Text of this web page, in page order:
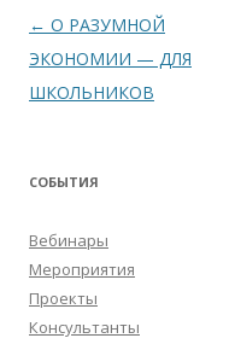
Навигация
по
записям
← О РАЗУМНОЙ
ЭКОНОМИИ — ДЛЯ
ШКОЛЬНИКОВ
СОБЫТИЯ
Вебинары
Мероприятия
Проекты
Консультанты